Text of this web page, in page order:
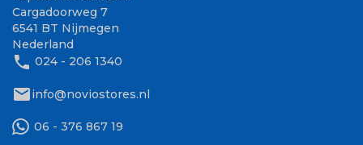
Cargadoorweg 7
6541 BT Nijmegen
Nederland
phone 024 - 206 1340
mailinfo@noviostores.nl
06 - 376 867 19